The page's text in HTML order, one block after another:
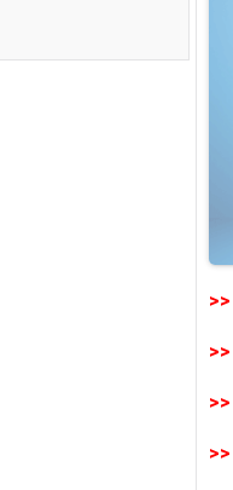
>>
>>
>>
>>